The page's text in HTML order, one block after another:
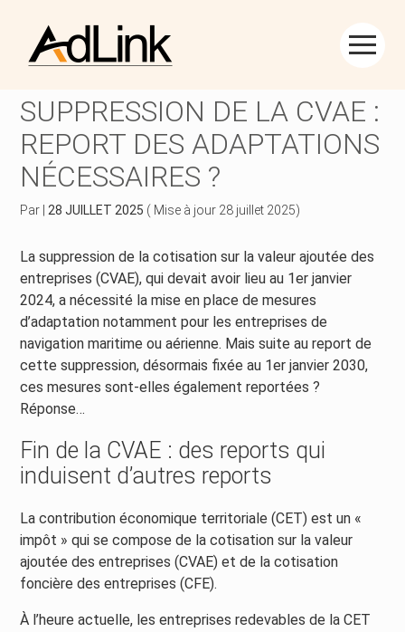
Aller
au
Créer et reprendre une activité
Développer votre entreprise
Construire votre patrimoine
Piloter votre gestion
Gérer vos ressources humaines
Dématérialiser vos documents
SUPPRESSION DE LA CVAE :
REPORT DES ADAPTATIONS
NÉCESSAIRES ?
Par 28 JUILLET 2025 ( Mise à jour 28 juillet 2025)
La suppression de la cotisation sur la valeur ajoutée des
entreprises (CVAE), qui devait avoir lieu au 1er janvier
2024, a nécessité la mise en place de mesures
d’adaptation notamment pour les entreprises de
navigation maritime ou aérienne. Mais suite au report de
cette suppression, désormais fixée au 1er janvier 2030,
ces mesures sont-elles également reportées ?
Réponse…
Fin de la CVAE : des reports qui
induisent d’autres reports
La contribution économique territoriale (CET) est un «
impôt » qui se compose de la cotisation sur la valeur
ajoutée des entreprises (CVAE) et de la cotisation
foncière des entreprises (CFE).
À l’heure actuelle, les entreprises redevables de la CET